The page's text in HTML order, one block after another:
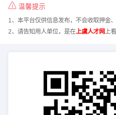
温馨提示
1、本平台仅供信息发布，不会收取押金、
2、请告知用人单位，是在上虞人才网上